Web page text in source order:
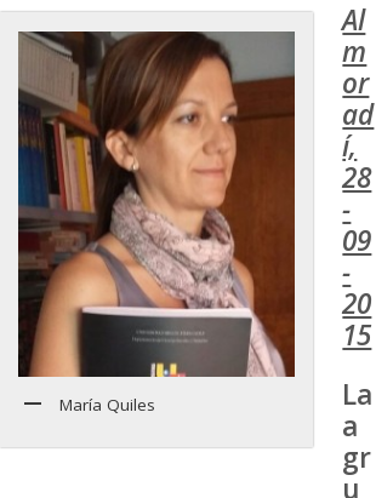
María Quiles
Al
m
or
ad
í,
28
-
09
-
20
15
La
a
gr
u